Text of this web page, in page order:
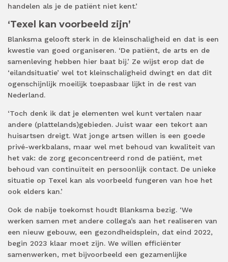
handelen als je de patiënt niet kent.’
‘Texel kan voorbeeld zijn’
Blanksma gelooft sterk in de kleinschaligheid en dat is een
kwestie van goed organiseren. ‘De patiënt, de arts en de
samenleving hebben hier baat bij.’ Ze wijst erop dat de
‘eilandsituatie’ wel tot kleinschaligheid dwingt en dat dit
ogenschijnlijk moeilijk toepasbaar lijkt in de rest van
Nederland.
‘Toch denk ik dat je elementen wel kunt vertalen naar
andere (plattelands)gebieden. Juist waar een tekort aan
huisartsen dreigt. Wat jonge artsen willen is een goede
privé-werkbalans, maar wel met behoud van kwaliteit van
het vak: de zorg geconcentreerd rond de patiënt, met
behoud van continuïteit en persoonlijk contact. De unieke
situatie op Texel kan als voorbeeld fungeren van hoe het
ook elders kan.’
Ook de nabije toekomst houdt Blanksma bezig. ‘We
werken samen met andere collega’s aan het realiseren van
een nieuw gebouw, een gezondheidsplein, dat eind 2022,
begin 2023 klaar moet zijn. We willen efficiënter
samenwerken, met bijvoorbeeld een gezamenlijke